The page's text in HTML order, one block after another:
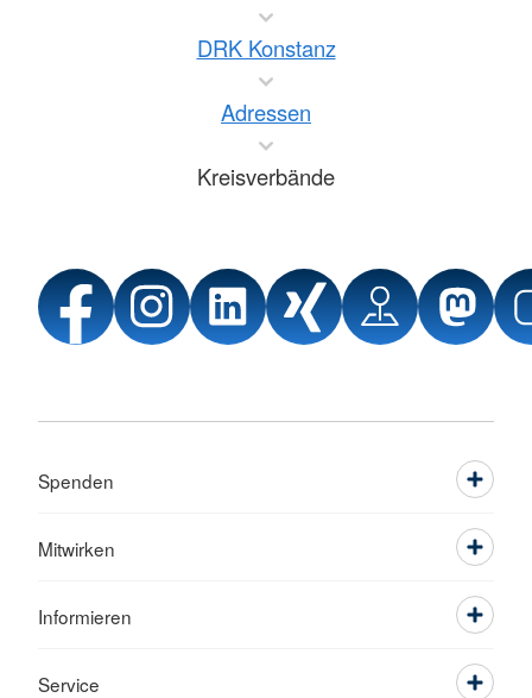
DRK Konstanz
Adressen
Kreisverbände
Spenden
Mitwirken
Informieren
Service